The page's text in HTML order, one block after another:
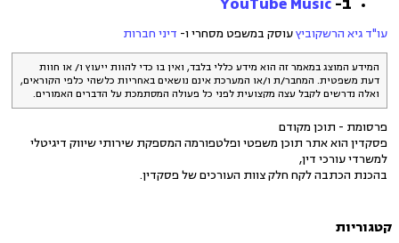
עו"ד גיא הרשקוביץעוסק במשפט מסחרי ו- דיני חברות
המידע המוצג במאמר זה הוא מידע כללי בלבד, ואין בו כדי להוות ייעוץ ו/ או חוות
דעת משפטית. המחבר/ת ו/או המערכת אינם נושאים באחריות כלשהי כלפי הקוראים,
ואלה נדרשים לקבל עצה מקצועית לפני כל פעולה המסתמכת על הדברים האמורים.
פרסומת - תוכן מקודם
פסקדין הוא אתר תוכן משפטי ופלטפורמה המספקת שירותי שיווק דיגיטלי
למשרדי עורכי דין,
בהכנת הכתבה לקח חלק צוות העורכים של פסקדין.
קטגוריות